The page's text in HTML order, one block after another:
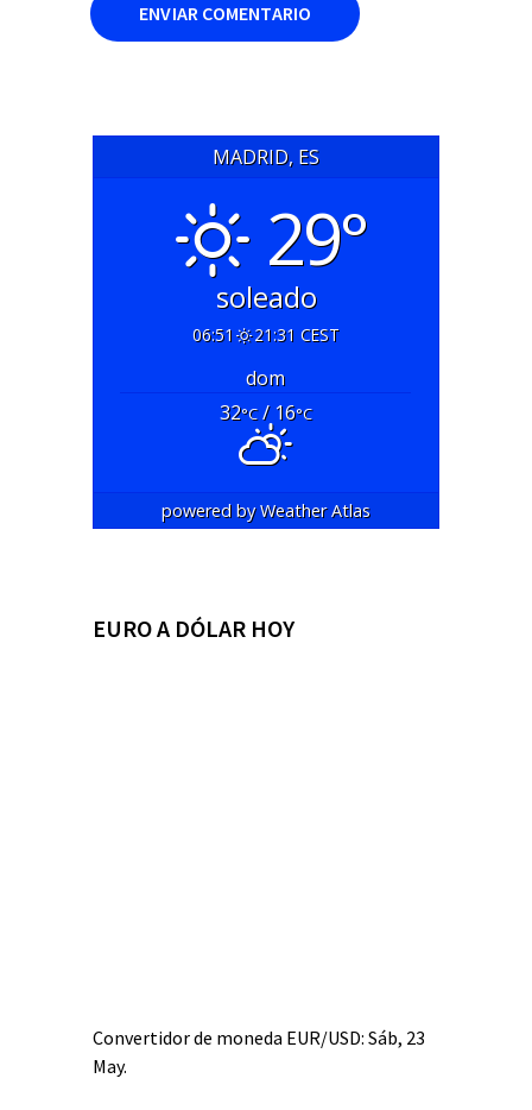
MADRID, ES
29°
soleado
06:51 21:31 CEST
dom
32°C/ 16°C
powered byWeather Atlas
EURO A DÓLAR HOY
Convertidor de moneda EUR/USD: Sáb, 23
May.